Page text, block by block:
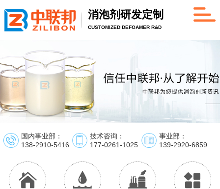
消泡剂研发定制
CUSTOMIZED DEFOAMER R&D
国内事业部：
138-2910-5416
技术咨询：
177-0261-1025
事业部：
139-2920-6859